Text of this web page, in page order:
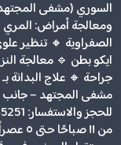
السوري (مشفى
ومعالجة أمراض: المري
الصفراوية 🔸 تنظير
ايكو بطن 🔹 معالجة
جراحة 🔸 علاج البدانة
مشفى المجتهد – جانب
من ١١